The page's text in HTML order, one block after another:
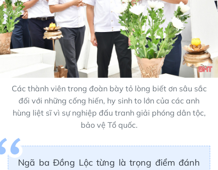
Các thành viên trong đoàn bày tỏ lòng biết ơn sâu sắc
đối với những cống hiến, hy sinh to lớn của các anh
hùng liệt sĩ vì sự nghiệp đấu tranh giải phóng dân tộc,
bảo vệ Tổ quốc.
Ngã ba Đồng Lộc từng là trọng điểm đánh